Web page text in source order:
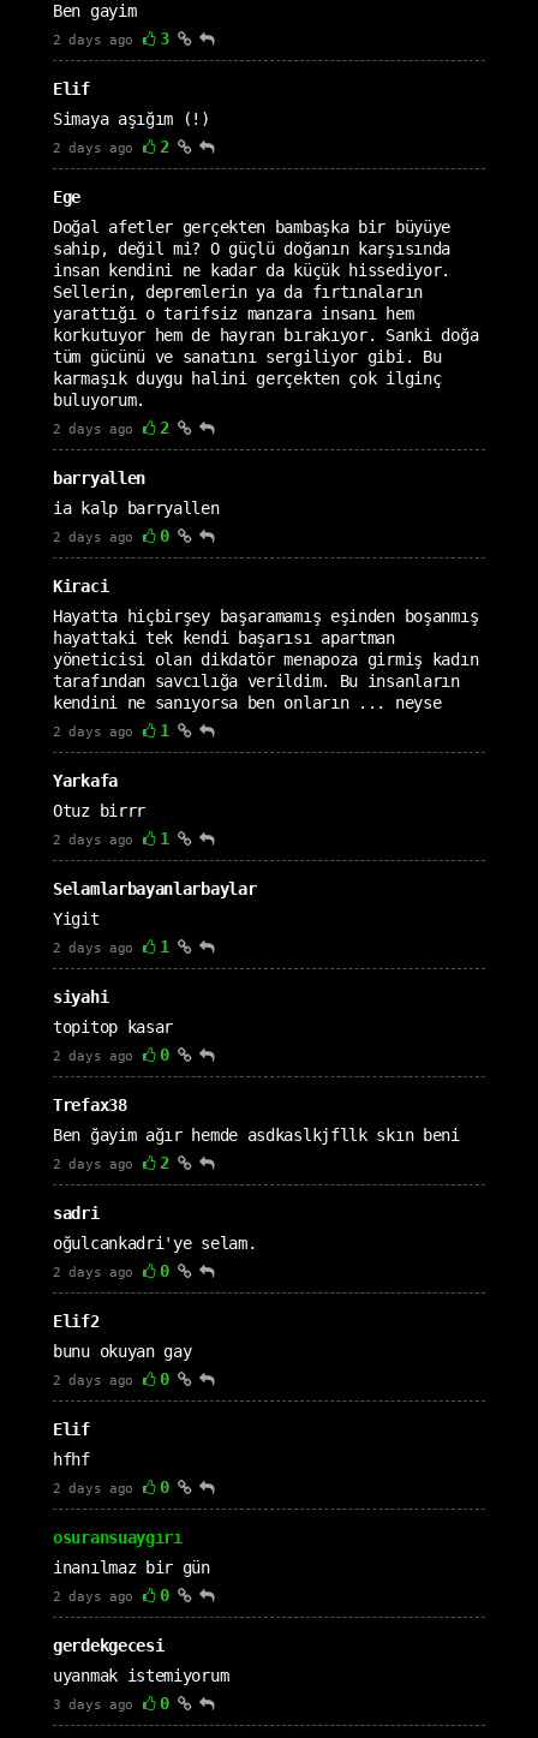
Ben gayim
2 days ago 3
Elif
Simaya aşığım (!)
2 days ago 2
Ege
Doğal afetler gerçekten bambaşka bir büyüye
sahip, değil mi? O güçlü doğanın karşısında
insan kendini ne kadar da küçük hissediyor.
Sellerin, depremlerin ya da fırtınaların
yarattığı o tarifsiz manzara insanı hem
korkutuyor hem de hayran bırakıyor. Sanki doğa
tüm gücünü ve sanatını sergiliyor gibi. Bu
karmaşık duygu halini gerçekten çok ilginç
buluyorum.
2 days ago 2
barryallen
ia kalp barryallen
2 days ago 0
Kiraci
Hayatta hiçbirşey başaramamış eşinden boşanmış
hayattaki tek kendi başarısı apartman
yöneticisi olan dikdatör menapoza girmiş kadın
tarafından savcılığa verildim. Bu insanların
kendini ne sanıyorsa ben onların ... neyse
2 days ago 1
Yarkafa
Otuz birrr
2 days ago 1
Selamlarbayanlarbaylar
Yigit
2 days ago 1
siyahi
topitop kasar
2 days ago 0
Trefax38
Ben ğayim ağır hemde asdkaslkjfllk skın beni
2 days ago 2
sadri
oğulcankadri'ye selam.
2 days ago 0
Elif2
bunu okuyan gay
2 days ago 0
Elif
hfhf
2 days ago 0
osuransuaygırı
inanılmaz bir gün
2 days ago 0
gerdekgecesi
uyanmak istemiyorum
3 days ago 0